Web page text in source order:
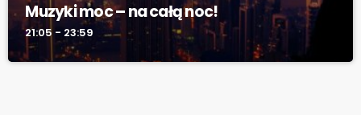
Muzyki moc – na całą noc!
21:05 - 23:59